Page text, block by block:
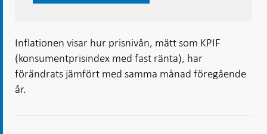
Inflationen visar hur prisnivån, mätt som KPIF
(konsumentprisindex med fast ränta), har
förändrats jämfört med samma månad föregående
år.